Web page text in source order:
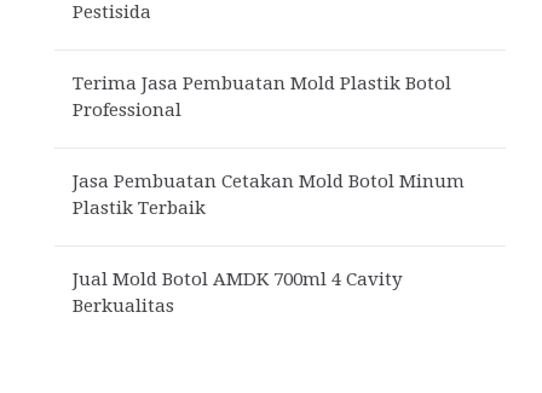
Pestisida
Terima Jasa Pembuatan Mold Plastik Botol
Professional
Jasa Pembuatan Cetakan Mold Botol Minum
Plastik Terbaik
Jual Mold Botol AMDK 700ml 4 Cavity
Berkualitas